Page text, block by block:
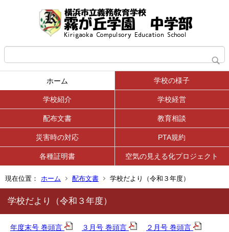
ホーム 学校の様子
学校紹介 学校経営
配布文書 教育相談
災害時の対応 PTA規約
各種証明書 空気の見える化プロジェクト
現在位置： ホーム 配布文書 学校だより（令和３年度）
学校だより（令和３年度）
年度末号 巻頭言 ３月号 巻頭言 ２月号 巻頭言